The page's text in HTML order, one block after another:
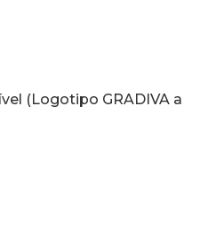
(Logotipo GRADIVA a